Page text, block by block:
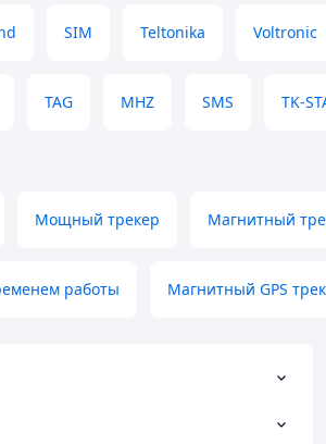
SIM Teltonika Voltronic
TAG MHZ SMS TK-
Мощный трекер Магнитный
работы Магнитный GPS